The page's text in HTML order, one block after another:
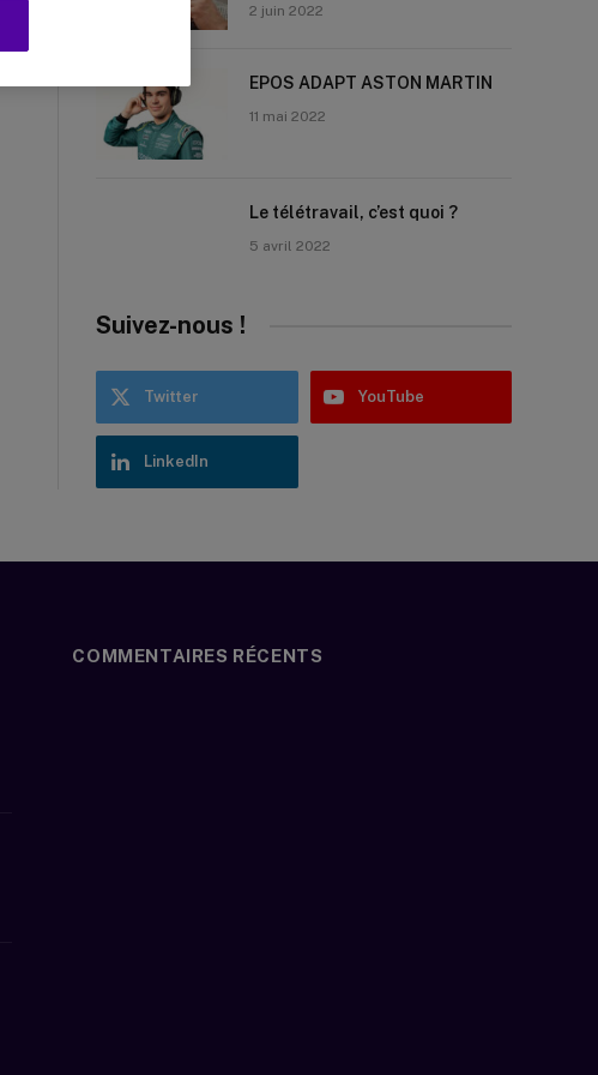
2 juin 2022
EPOS ADAPT ASTON MARTIN
11 mai 2022
Le télétravail, c’est quoi ?
5 avril 2022
Suivez-nous !
Twitter YouTube
LinkedIn
COMMENTAIRES RÉCENTS